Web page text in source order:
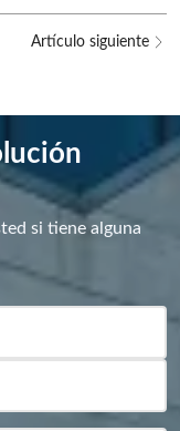
Artículo siguiente
si tiene alguna